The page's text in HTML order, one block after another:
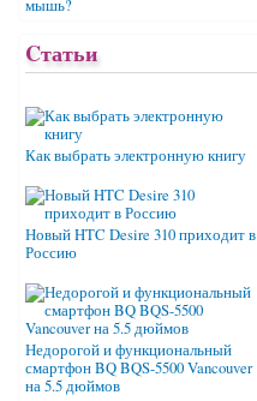
мышь?
Cтатьи
Как выбрать электронную книгу
Новый HTC Desire 310 приходит в
Россию
Недорогой и функциональный
смартфон BQ BQS-5500 Vancouver
на 5.5 дюймов